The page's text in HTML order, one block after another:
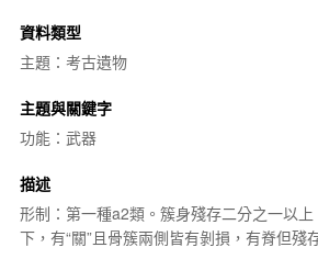
資料類型
主題：考古遺物
主題與關鍵字
功能：武器
描述
形制：第一種a2類。簇身殘存二分之一以
下，有“關”且骨簇兩側皆有剝損，有脊但殘